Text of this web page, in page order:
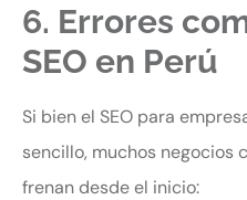
6. Errores
SEO en Perú
Si bien el SEO para
sencillo, muchos negocios
frenan desde el inicio: